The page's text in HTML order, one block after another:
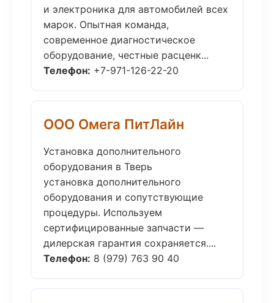
и электроника для автомобилей всех
марок. Опытная команда,
современное диагностическое
оборудование, честные расценк...
Телефон: +7-971-126-22-20
ООО Омега ПитЛайн
Установка дополнительного
оборудования в Тверь
установка дополнительного
оборудования и сопутствующие
процедуры. Используем
сертифицированные запчасти —
дилерская гарантия сохраняется....
Телефон: 8 (979) 763 90 40